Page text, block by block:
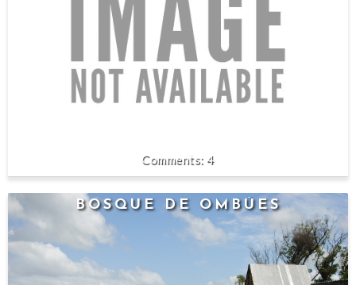
4
BOSQUE DE OMBÚES